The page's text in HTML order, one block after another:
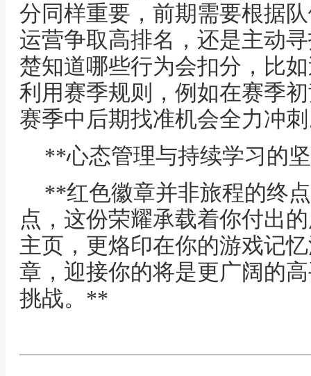
分同样重要，前期需要根据
运营争取高排名，还是主动
楚知道哪些行为会扣分，比
利用赛季规则，例如在赛季
赛季中后期找准机会全力冲
**心态管理与持续学习的
**红色徽章并非旅程的终
点，这份荣耀承载着你付出
主页，更烙印在你的游戏记
章，迎接你的将是更广阔的
挑战。**